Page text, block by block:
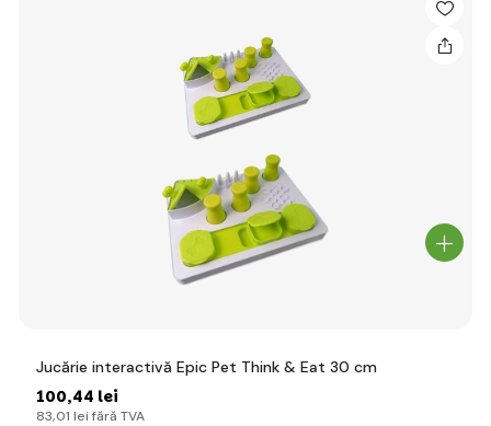
Jucărie interactivă Epic Pet Think & Eat 30 cm
100,44 lei
83,01 lei fără TVA